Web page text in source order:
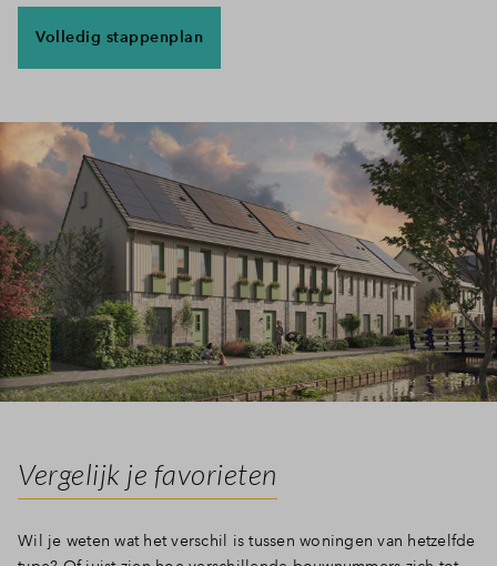
Volledig stappenplan
Vergelijk je favorieten
Wil je weten wat het verschil is tussen woningen van hetzelfde